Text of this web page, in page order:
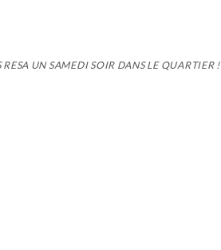
UN SAMEDI SOIR DANS LE QUARTIER !